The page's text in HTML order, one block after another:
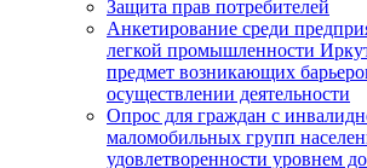
Защита прав потребителей
Анкетирование среди
легкой промышленности
предмет возникающих
осуществлении деятельности
Опрос для граждан с
маломобильных групп
удовлетворенности уровнем